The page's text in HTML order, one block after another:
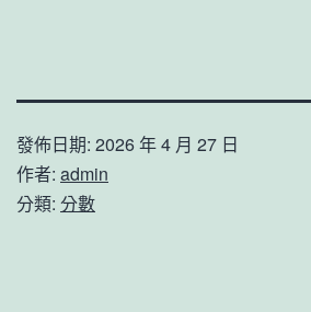
發佈日期: 2026 年 4 月 27 日
作者: admin
分類: 分數